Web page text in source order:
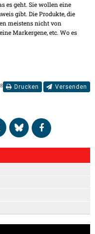
es geht. Sie wollen eine
gibt. Die Produkte, die
meistens nicht von
Markergene, etc. Wo es
Drucken Versenden